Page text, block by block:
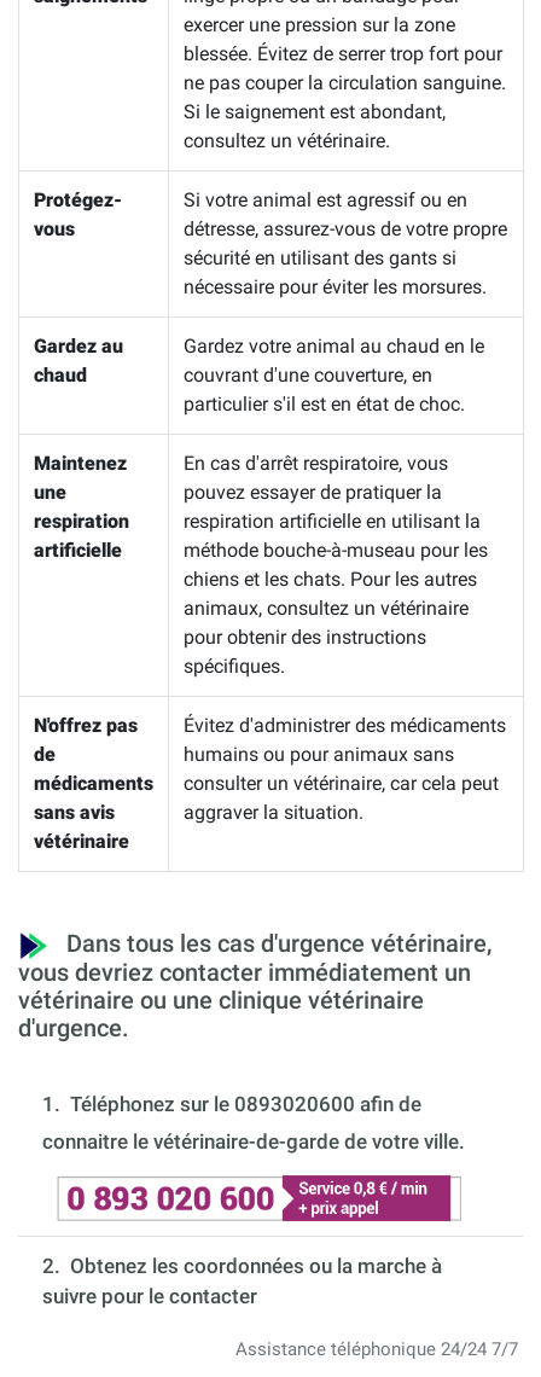
exercer une pression sur la zone
blessée. Évitez de serrer trop fort pour
ne pas couper la circulation sanguine.
Si le saignement est abondant,
consultez un vétérinaire.
Protégez-
vous
Si votre animal est agressif ou en
détresse, assurez-vous de votre propre
sécurité en utilisant des gants si
nécessaire pour éviter les morsures.
Gardez au
chaud
Gardez votre animal au chaud en le
couvrant d'une couverture, en
particulier s'il est en état de choc.
Maintenez
une
respiration
artificielle
En cas d'arrêt respiratoire, vous
pouvez essayer de pratiquer la
respiration artificielle en utilisant la
méthode bouche-à-museau pour les
chiens et les chats. Pour les autres
animaux, consultez un vétérinaire
pour obtenir des instructions
spécifiques.
N'offrez pas
de
médicaments
sans avis
vétérinaire
Évitez d'administrer des médicaments
humains ou pour animaux sans
consulter un vétérinaire, car cela peut
aggraver la situation.
Dans tous les cas d'urgence vétérinaire,
vous devriez contacter immédiatement un
vétérinaire ou une clinique vétérinaire
d'urgence.
1. Téléphonez sur le 0893020600 afin de
connaitre le vétérinaire-de-garde de votre ville.
2. Obtenez les coordonnées ou la marche à
suivre pour le contacter
Assistance téléphonique 24/24 7/7